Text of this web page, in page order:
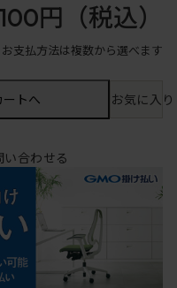
円 （税込）
お支払方法は複数から選べます
ートへ お気に入
合わせる